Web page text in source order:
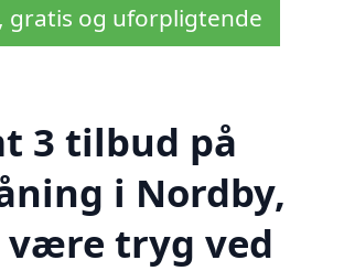
gratis og uforpligtende
3 tilbud på
i Nordby,
være tryg ved